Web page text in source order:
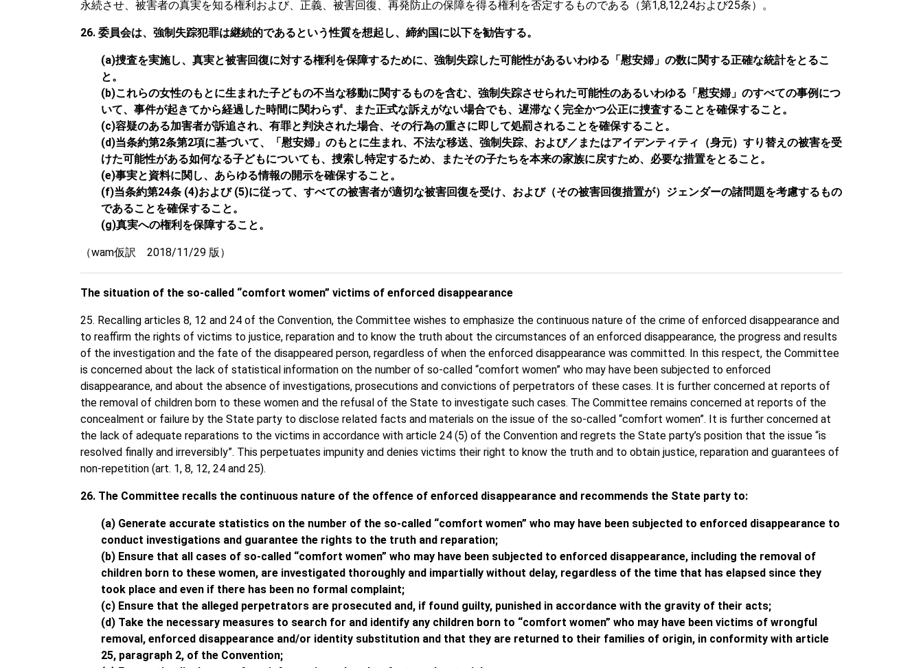
永続させ、被害者の真実を知る権利および、正義、被害回復、再発防止の保障を得る権利を否定するものである（第1,8,12,24および25条）。
26. 委員会は、強制失踪犯罪は継続的であるという性質を想起し、締約国に以下を勧告する。
(a)捜査を実施し、真実と被害回復に対する権利を保障するために、強制失踪した可能性があるいわゆる「慰安婦」の数に関する正確な統計をとるこ
と。
(b)これらの女性のもとに生まれた子どもの不当な移動に関するものを含む、強制失踪させられた可能性のあるいわゆる「慰安婦」のすべての事例につ
いて、事件が起きてから経過した時間に関わらず、また正式な訴えがない場合でも、遅滞なく完全かつ公正に捜査することを確保すること。
(c)容疑のある加害者が訴追され、有罪と判決された場合、その行為の重さに即して処罰されることを確保すること。
(d)当条約第2条第2項に基づいて、「慰安婦」のもとに生まれ、不法な移送、強制失踪、および／またはアイデンティティ（身元）すり替えの被害を受
けた可能性がある如何なる子どもについても、捜索し特定するため、またその子たちを本来の家族に戻すため、必要な措置をとること。
(e)事実と資料に関し、あらゆる情報の開示を確保すること。
(f)当条約第24条 (4)および (5)に従って、すべての被害者が適切な被害回復を受け、および（その被害回復措置が）ジェンダーの諸問題を考慮するもの
であることを確保すること。
(g)真実への権利を保障すること。
（wam仮訳 2018/11/29 版）
The situation of the so-called “comfort women” victims of enforced disappearance
25. Recalling articles 8, 12 and 24 of the Convention, the Committee wishes to emphasize the continuous nature of the crime of enforced disappearance and
to reaffirm the rights of victims to justice, reparation and to know the truth about the circumstances of an enforced disappearance, the progress and results
of the investigation and the fate of the disappeared person, regardless of when the enforced disappearance was committed. In this respect, the Committee
is concerned about the lack of statistical information on the number of so-called “comfort women” who may have been subjected to enforced
disappearance, and about the absence of investigations, prosecutions and convictions of perpetrators of these cases. It is further concerned at reports of
the removal of children born to these women and the refusal of the State to investigate such cases. The Committee remains concerned at reports of the
concealment or failure by the State party to disclose related facts and materials on the issue of the so-called “comfort women”. It is further concerned at
the lack of adequate reparations to the victims in accordance with article 24 (5) of the Convention and regrets the State party’s position that the issue “is
resolved finally and irreversibly”. This perpetuates impunity and denies victims their right to know the truth and to obtain justice, reparation and guarantees of
non-repetition (art. 1, 8, 12, 24 and 25).
26. The Committee recalls the continuous nature of the offence of enforced disappearance and recommends the State party to:
(a) Generate accurate statistics on the number of the so-called “comfort women” who may have been subjected to enforced disappearance to
conduct investigations and guarantee the rights to the truth and reparation;
(b) Ensure that all cases of so-called “comfort women” who may have been subjected to enforced disappearance, including the removal of
children born to these women, are investigated thoroughly and impartially without delay, regardless of the time that has elapsed since they
took place and even if there has been no formal complaint;
(c) Ensure that the alleged perpetrators are prosecuted and, if found guilty, punished in accordance with the gravity of their acts;
(d) Take the necessary measures to search for and identify any children born to “comfort women” who may have been victims of wrongful
removal, enforced disappearance and/or identity substitution and that they are returned to their families of origin, in conformity with article
25, paragraph 2, of the Convention;